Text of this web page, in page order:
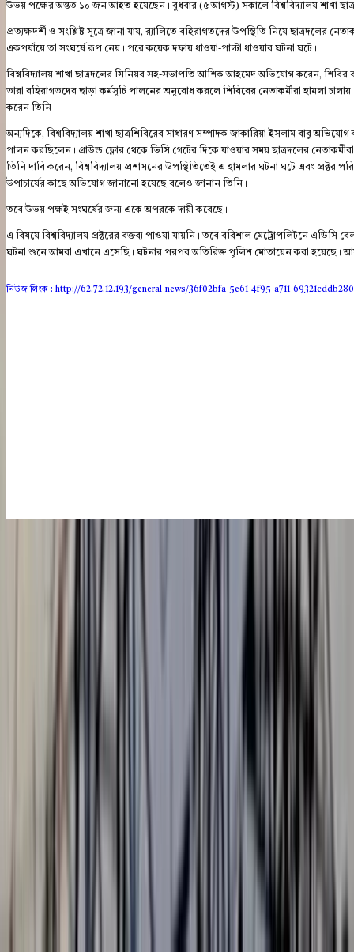
উভয় পক্ষের অন্তত ১০ জন আহত হয়েছেন। বুধবার (৫ আগস্ট) সকালে বিশ্ববিদ্যালয় শাখা
প্রত্যক্ষদর্শী ও সংশ্লিষ্ট সূত্রে জানা যায়, র‍্যালিতে বহিরাগতদের উপস্থিতি নিয়ে ছাত্রদলের
একপর্যায়ে তা সংঘর্ষে রূপ নেয়। পরে কয়েক দফায় ধাওয়া-পাল্টা ধাওয়ার ঘটনা ঘটে।
বিশ্ববিদ্যালয় শাখা ছাত্রদলের সিনিয়র সহ-সভাপতি আশিক আহমেদ অভিযোগ করেন, শিবির
তারা বহিরাগতদের ছাড়া কর্মসূচি পালনের অনুরোধ করলে শিবিরের নেতাকর্মীরা হামলা
করেন তিনি।
অন্যদিকে, বিশ্ববিদ্যালয় শাখা ছাত্রশিবিরের সাধারণ সম্পাদক জাকারিয়া ইসলাম বাবু
পালন করছিলেন। গ্রাউন্ড ফ্লোর থেকে ভিসি গেটের দিকে যাওয়ার সময় ছাত্রদলের
তিনি দাবি করেন, বিশ্ববিদ্যালয় প্রশাসনের উপস্থিতিতেই এ হামলার ঘটনা ঘটে এবং প্রক্টর
উপাচার্যের কাছে অভিযোগ জানানো হয়েছে বলেও জানান তিনি।
তবে উভয় পক্ষই সংঘর্ষের জন্য একে অপরকে দায়ী করেছে।
এ বিষয়ে বিশ্ববিদ্যালয় প্রক্টরের বক্তব্য পাওয়া যায়নি। তবে বরিশাল মেট্রোপলিটনে এডিসি
ঘটনা শুনে আমরা এখানে এসেছি। ঘটনার পরপর অতিরিক্ত পুলিশ মোতায়েন করা হয়েছে।
নিউজ লিংক : http://62.72.12.193/general-news/36f02bfa-5e61-4f95-a711-69321cddb280